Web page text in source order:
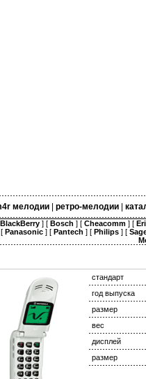
мелодии| ретро-мелодии|
BlackBerry ] [ Bosch ] [ Cheacomm ] [
Panasonic ] [ Pantech ] [ Philips ] [
стандарт
год выпуска
размер
вес
дисплей
размер